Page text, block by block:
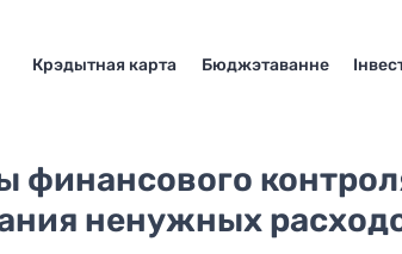
Крэдытная карта Бюджэтаванне
финансового
ненужных